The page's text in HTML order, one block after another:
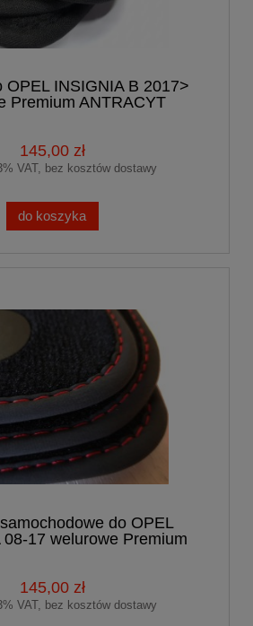
OPEL INSIGNIA B 2017>
Premium ANTRACYT
145,00 zł
VAT, bez kosztów dostawy
do koszyka
do OPEL
08-17 welurowe Premium
145,00 zł
VAT, bez kosztów dostawy